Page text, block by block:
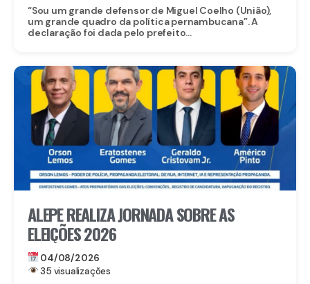
“Sou um grande defensor de Miguel Coelho (União),
um grande quadro da política pernambucana”. A
declaração foi dada pelo prefeito...
ALEPE REALIZA JORNADA SOBRE AS
ELEIÇÕES 2026
04/08/2026
35 visualizações